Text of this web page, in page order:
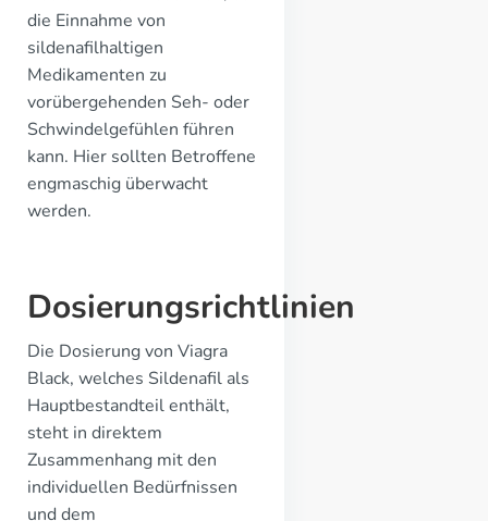
die Einnahme von
sildenafilhaltigen
Medikamenten zu
vorübergehenden Seh- oder
Schwindelgefühlen führen
kann. Hier sollten Betroffene
engmaschig überwacht
werden.
Dosierungsrichtlinien
Die Dosierung von Viagra
Black, welches Sildenafil als
Hauptbestandteil enthält,
steht in direktem
Zusammenhang mit den
individuellen Bedürfnissen
und dem